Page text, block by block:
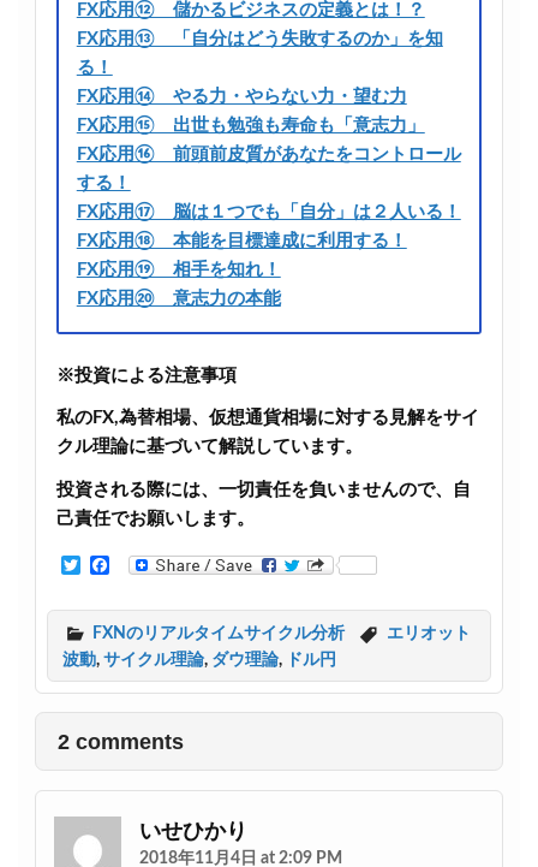
FX応用⑫ 儲かるビジネスの定義とは！？
FX応用⑬ 「自分はどう失敗するのか」を知
る！
FX応用⑭ やる力・やらない力・望む力
FX応用⑮ 出世も勉強も寿命も「意志力」
FX応用⑯ 前頭前皮質があなたをコントロール
する！
FX応用⑰ 脳は１つでも「自分」は２人いる！
FX応用⑱ 本能を目標達成に利用する！
FX応用⑲ 相手を知れ！
FX応用⑳ 意志力の本能
※投資による注意事項
私のFX,為替相場、仮想通貨相場に対する見解をサイ
クル理論に基づいて解説しています。
投資される際には、一切責任を負いませんので、自
己責任でお願いします。
t
e
r
e
b
o
o
k
FXNのリアルタイムサイクル分析
エリオット
波動, サイクル理論, ダウ理論, ドル円
2 comments
いせひかり
2018年11月4日 at 2:09 PM